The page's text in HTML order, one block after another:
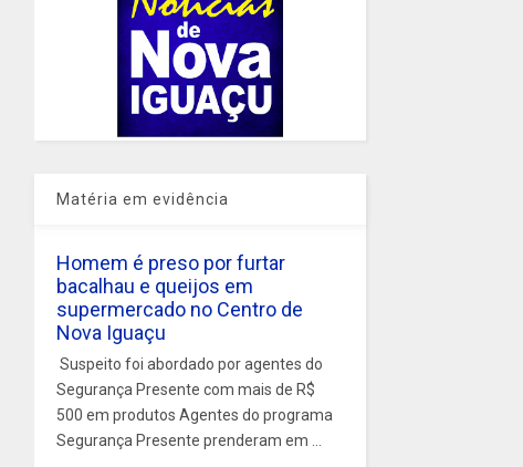
Matéria em evidência
Homem é preso por furtar
bacalhau e queijos em
supermercado no Centro de
Nova Iguaçu
Suspeito foi abordado por agentes do
Segurança Presente com mais de R$
500 em produtos Agentes do programa
Segurança Presente prenderam em ...